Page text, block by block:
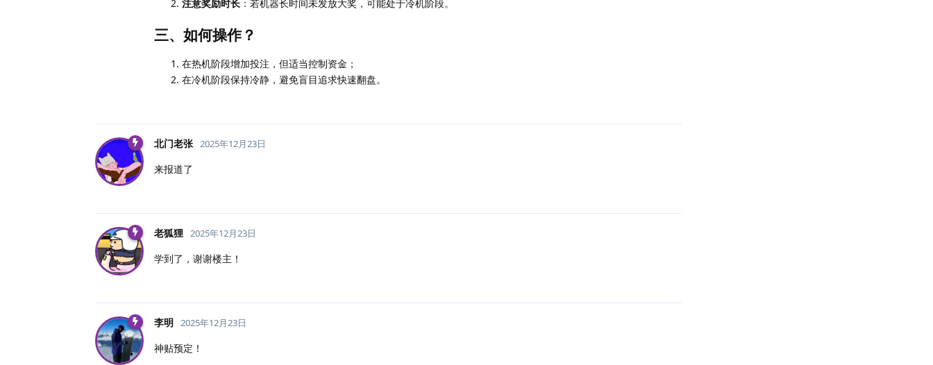
注意奖励时长 ：若机器长时间未发放大奖，可能处于冷机阶段。
三、如何操作？
在热机阶段增加投注，但适当控制资金；
在冷机阶段保持冷静，避免盲目追求快速翻盘。
北门老张 2025年12月23日
来报道了
老狐狸 2025年12月23日
学到了，谢谢楼主！
李明 2025年12月23日
神贴预定！